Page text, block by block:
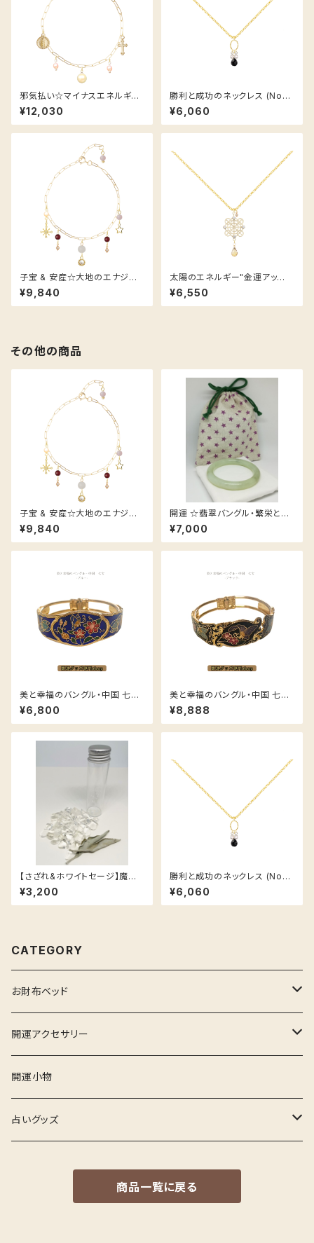
邪気払い☆マイナスエネルギー
を寄せ付けないブレスレット (N
o13)
¥12,030
勝利と成功のネックレス (No1
2)
¥6,060
子宝 & 安産☆大地のエナジー
ブレスレット (No11)
¥9,840
太陽のエネルギー"金運アッ
プ"ネックレス (No10)
¥6,550
その他の商品
子宝 & 安産☆大地のエナジー
ブレスレット (No11)
¥9,840
開運 ☆翡翠バングル・繁栄と成
功の最強ストーン！ ポーチ付き
♡
¥7,000
美と幸福のバングル・中国 七宝
焼き 「蝶と花」-ブルー -
¥6,800
美と幸福のバングル・中国 七宝
焼き 「蝶と花」-ブラック -
¥8,888
【さざれ&ホワイトセージ】魔法
の浄化小瓶！ 可愛い専用ポーチ
付き ♡
¥3,200
勝利と成功のネックレス (No1
2)
¥6,060
CATEGORY
お財布ベッド
お財布ベッド
ヒーリング座布団
開運アクセサリー
リング
バングル
開運小物
占いグッズ
商品一覧に戻る